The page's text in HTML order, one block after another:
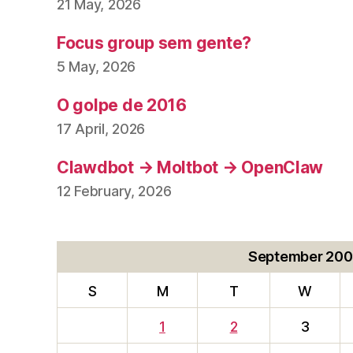
21 May, 2026
Focus group sem gente?
5 May, 2026
O golpe de 2016
17 April, 2026
Clawdbot → Moltbot → OpenClaw
12 February, 2026
September
S M T W
1 2 3